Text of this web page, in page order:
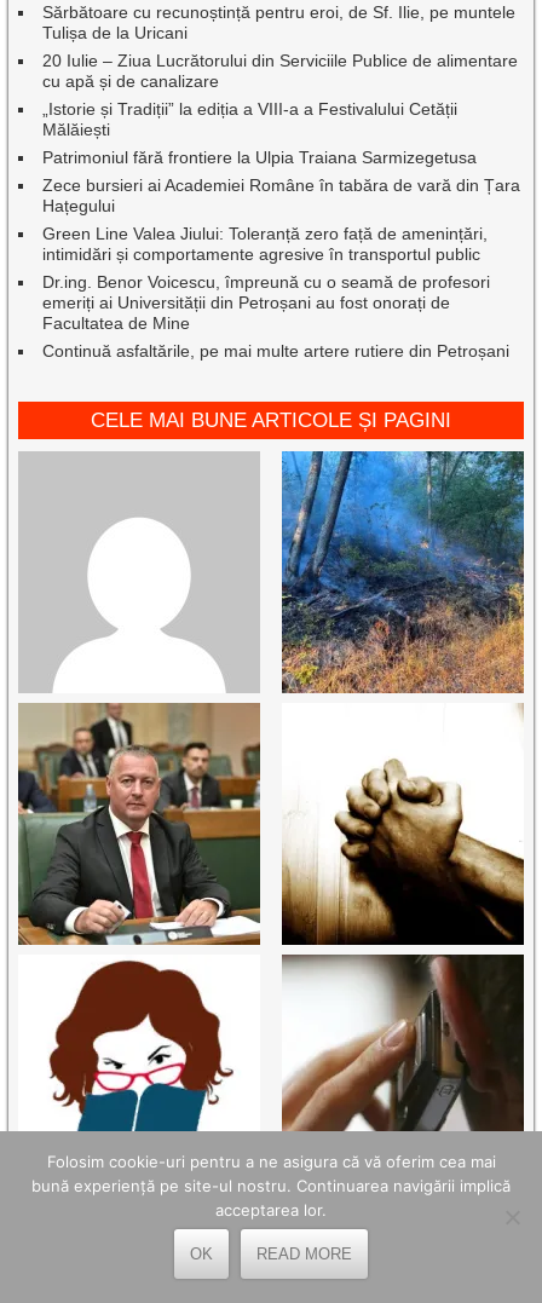
Sărbătoare cu recunoștință pentru eroi, de Sf. Ilie, pe muntele
Tulișa de la Uricani
20 Iulie – Ziua Lucrătorului din Serviciile Publice de alimentare
cu apă și de canalizare
„Istorie și Tradiții” la ediția a VIII-a a Festivalului Cetății
Mălăiești
Patrimoniul fără frontiere la Ulpia Traiana Sarmizegetusa
Zece bursieri ai Academiei Române în tabăra de vară din Țara
Hațegului
Green Line Valea Jiului: Toleranță zero față de amenințări,
intimidări și comportamente agresive în transportul public
Dr.ing. Benor Voicescu, împreună cu o seamă de profesori
emeriți ai Universității din Petroșani au fost onorați de
Facultatea de Mine
Continuă asfaltările, pe mai multe artere rutiere din Petroșani
CELE MAI BUNE ARTICOLE ȘI PAGINI
Folosim cookie-uri pentru a ne asigura că vă oferim cea mai
bună experiență pe site-ul nostru. Continuarea navigării implică
acceptarea lor.
OK READ MORE